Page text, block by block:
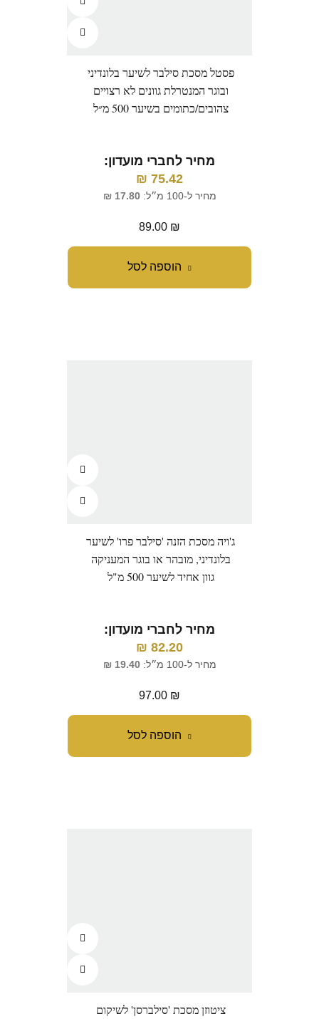
הוספה לסל
פסטל מסכת סילבר לשיער בלונדיני
ובוגר המנטרלת גוונים לא רצויים
צהובים/כתומים בשיער 500 מ״ל
מחיר לחברי מועדון:
75.42
₪
מחיר ל-100 מ״ל: 17.80
₪
89.00 ₪
הוספה לסל
ג'ויה מסכת הזנה 'סילבר פרו' לשיער
בלונדיני, מובהר או בוגר המעניקה
גוון אחיד לשיער 500 מ"ל
מחיר לחברי מועדון:
82.20
₪
מחיר ל-100 מ״ל: 19.40
₪
97.00 ₪
ציטוזן מסכת 'סילברסן' לשיקום